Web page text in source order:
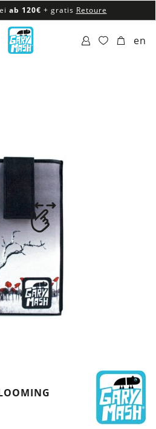
ab 120€ + gratis Retoure
fair produziertes Sortiment
ab 120€
en